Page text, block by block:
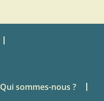
Qui sommes-nous ?